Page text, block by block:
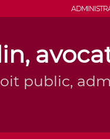
public,